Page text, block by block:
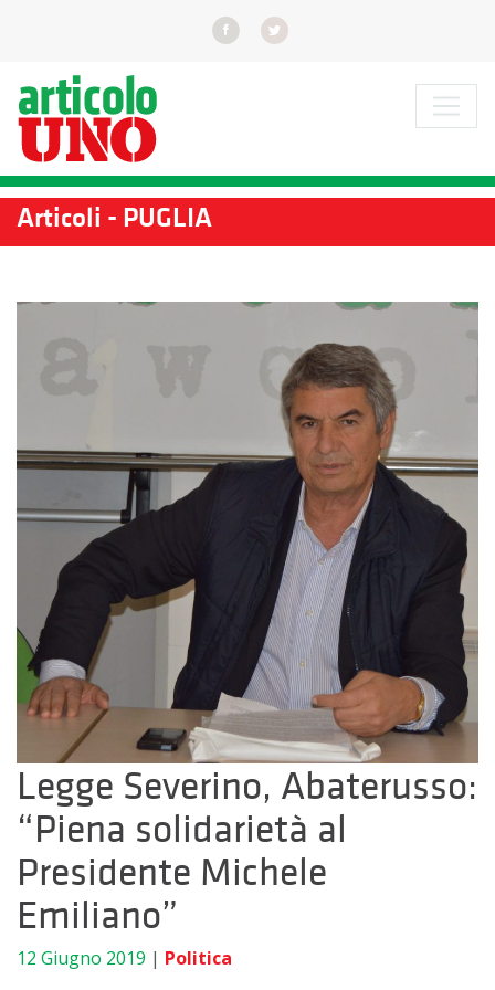
Articoli - PUGLIA
Legge Severino, Abaterusso:
“Piena solidarietà al
Presidente Michele
Emiliano”
12 Giugno 2019 | Politica